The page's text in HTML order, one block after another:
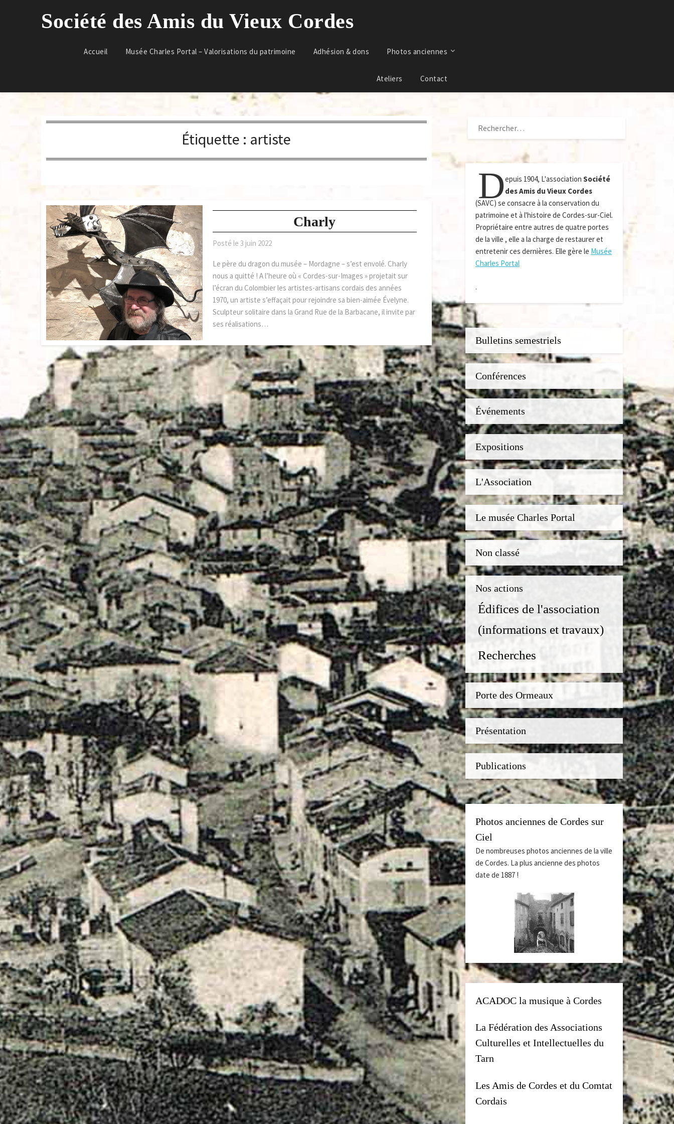
Société des Amis du Vieux Cordes
Accueil Musée Charles Portal – Valorisations du patrimoine Adhésion & dons Photos anciennes
Ateliers Contact
Étiquette : artiste
Charly
Posté le 3 juin 2022
Le père du dragon du musée – Mordagne – s’est envolé. Charly
nous a quitté ! A l’heure où « Cordes-sur-Images » projetait sur
l’écran du Colombier les artistes-artisans cordais des années
1970, un artiste s’effaçait pour rejoindre sa bien-aimée Évelyne.
Sculpteur solitaire dans la Grand Rue de la Barbacane, il invite par
ses réalisations…
Depuis 1904, L'association Société
des Amis du Vieux Cordes
(SAVC) se consacre à la conservation du
patrimoine et à l'histoire de Cordes-sur-Ciel.
Propriétaire entre autres de quatre portes
de la ville , elle a la charge de restaurer et
entretenir ces dernières. Elle gère le Musée
Charles Portal
.
Bulletins semestriels
Conférences
Événements
Expositions
L'Association
Le musée Charles Portal
Non classé
Nos actions
Édifices de l'association
(informations et travaux)
Recherches
Porte des Ormeaux
Présentation
Publications
Photos anciennes de Cordes sur
Ciel
De nombreuses photos anciennes de la ville
de Cordes. La plus ancienne des photos
date de 1887 !
ACADOC la musique à Cordes
La Fédération des Associations
Culturelles et Intellectuelles du
Tarn
Les Amis de Cordes et du Comtat
Cordais